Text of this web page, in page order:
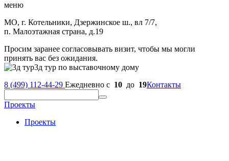
меню
МО, г. Котельники, Дзержинское ш., вл 7/7,
п. Малоэтажная страна, д.19
Просим заранее согласовывать визит, чтобы мы могли
принять вас без ожидания.
3д тур по выставочному дому
8 (499) 112-44-29 Ежедневно с 10 до 19Контакты
Проекты
Проекты